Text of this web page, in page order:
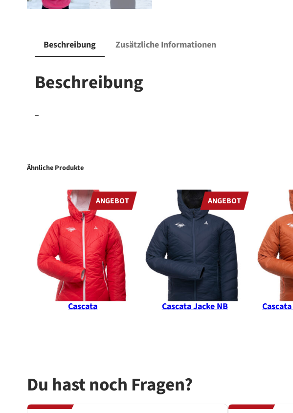
Beschreibung Zusätzliche Informationen
Beschreibung
–
Ähnliche Produkte
ANGEBOTPRODUKT
IM
ANGEBOT
Cascata
ANGEBOTPRODUKT
IM
ANGEBOT
Cascata Jacke NB
Du hast noch Fragen?